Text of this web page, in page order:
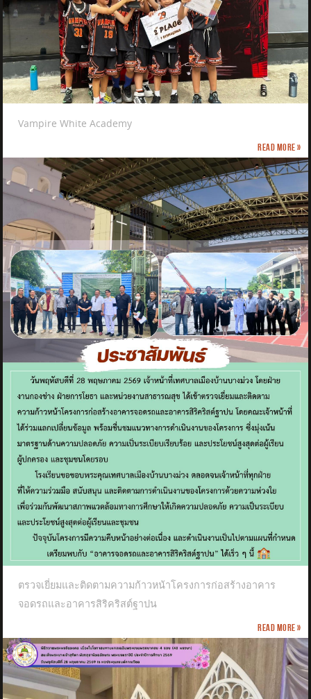
Vampire White Academy
Read more »
ตรวจเยี่ยมและติดตามความก้าวหน้าโครงการก่อสร้างอาคาร
จอดรถและอาคารสิริคริสต์ฐาปน
Read more »